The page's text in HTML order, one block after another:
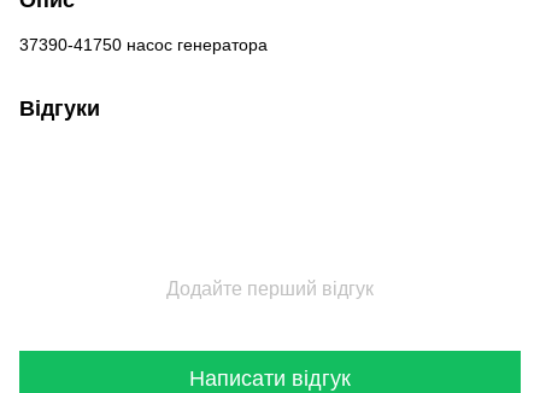
37390-41750 насос генератора
Відгуки
Додайте перший відгук
Написати відгук